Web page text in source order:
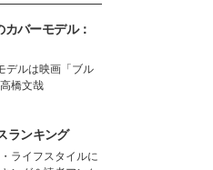
バーモデル：
デルは映画「ブル
橋文哉
ランキング
ライフスタイルに